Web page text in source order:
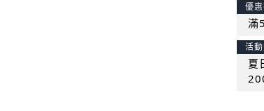
優
滿
活
夏